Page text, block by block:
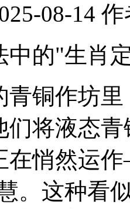
08-14 作
中的"生肖
青铜作坊
们将液态
在悄然运
。这种看